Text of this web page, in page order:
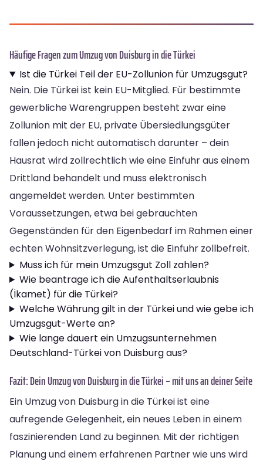
Häufige Fragen zum Umzug von Duisburg in die Türkei
Ist die Türkei Teil der EU-Zollunion für Umzugsgut?
Nein. Die Türkei ist kein EU-Mitglied. Für bestimmte
gewerbliche Warengruppen besteht zwar eine
Zollunion mit der EU, private Übersiedlungsgüter
fallen jedoch nicht automatisch darunter – dein
Hausrat wird zollrechtlich wie eine Einfuhr aus einem
Drittland behandelt und muss elektronisch
angemeldet werden. Unter bestimmten
Voraussetzungen, etwa bei gebrauchten
Gegenständen für den Eigenbedarf im Rahmen einer
echten Wohnsitzverlegung, ist die Einfuhr zollbefreit.
Muss ich für mein Umzugsgut Zoll zahlen?
Wie beantrage ich die Aufenthaltserlaubnis
(İkamet) für die Türkei?
Welche Währung gilt in der Türkei und wie gebe ich
Umzugsgut-Werte an?
Wie lange dauert ein Umzugsunternehmen
Deutschland-Türkei von Duisburg aus?
Fazit: Dein Umzug von Duisburg in die Türkei – mit uns an deiner Seite
Ein Umzug von Duisburg in die Türkei ist eine
aufregende Gelegenheit, ein neues Leben in einem
faszinierenden Land zu beginnen. Mit der richtigen
Planung und einem erfahrenen Partner wie uns wird